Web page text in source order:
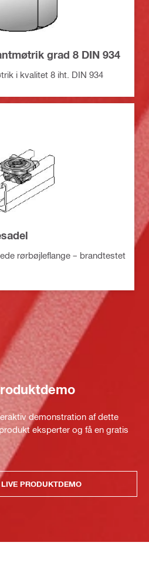
grad 8 DIN 934
i kvalitet 8 iht. DIN 934
rørbøjleflange – brandtestet
demonstration af dette
eksperter og få en gratis
PRODUKTDEMO